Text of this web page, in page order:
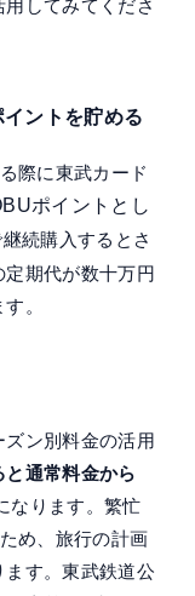
してみてくださ
ントを貯める
際に東武カード
ポイントとし
続購入するとさ
期代が数十万円
。
ン別料金の活用
と通常料金から
なります。繁忙
め、旅行の計画
す。東武鉄道公